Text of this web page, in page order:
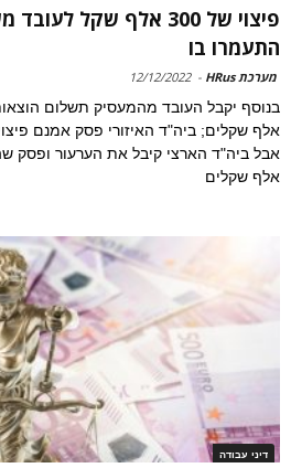
פיצוי של 300 אלף שקל
התעמרו בו
מערכת HRus -
12/12/2022
אלף שקלים
דיני עבודה